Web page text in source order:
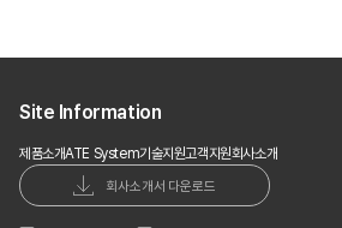
Site Information
제품소개ATE System기술지원고객지원회사소개
회사소개서 다운로드